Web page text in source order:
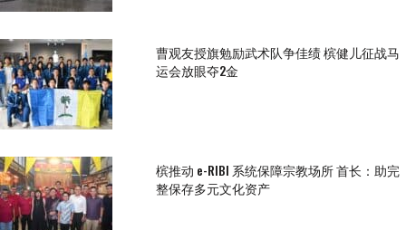
曹观友授旗勉励武术队争佳绩 槟健儿征战马
运会放眼夺2金
槟推动 e-RIBI 系统保障宗教场所 首长：助完
整保存多元文化资产